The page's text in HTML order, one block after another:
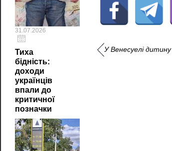
31.07.2026
Тиха
бідність:
доходи
українців
впали до
критичної
позначки
У Венесуелі дитину